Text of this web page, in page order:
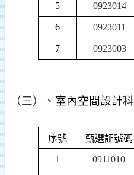
5 0923014
6 0923011
7 0923003
（三）、 室內空間設計科
序號 甄選証號碼
1 0911010